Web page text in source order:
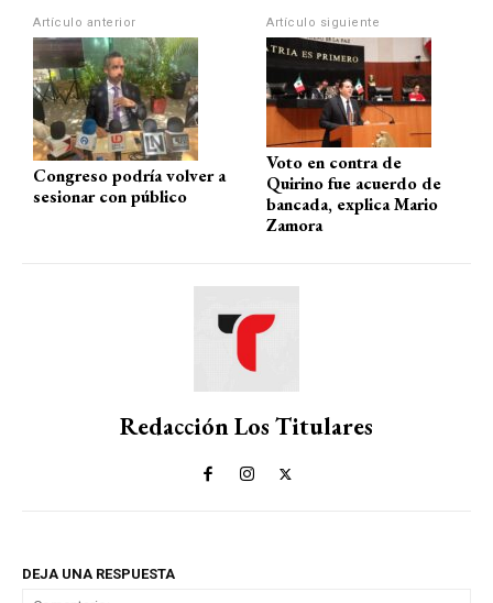
p
p
o
k
m
tir
Artículo anterior
Congreso podría volver a
sesionar con público
Artículo siguiente
Voto en contra de
Quirino fue acuerdo de
bancada, explica Mario
Zamora
Redacción Los Titulares
DEJA UNA RESPUESTA